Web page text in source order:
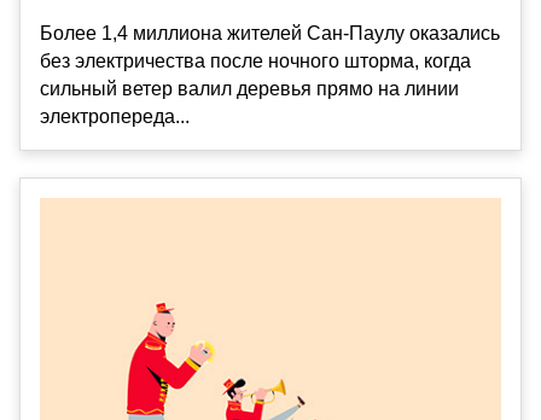
Более 1,4 миллиона жителей Сан-Паулу оказались
без электричества после ночного шторма, когда
сильный ветер валил деревья прямо на линии
электропереда...